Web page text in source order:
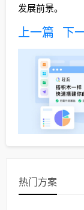
发展前景。
上一篇 下
热门方案